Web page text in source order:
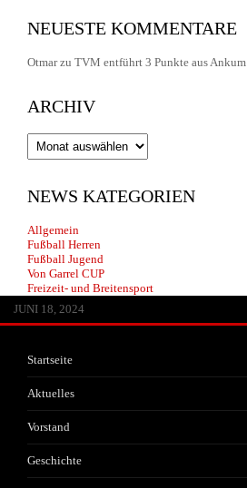
JUNI 13, 2026
MAI 30, 2026
APRIL 29, 2026
FEBRUAR 14, 2026
JANUAR 22, 2026
JULI 20, 2025
JULI 1, 2025
JUNI 17, 2025
JANUAR 25, 2025
JANUAR 25, 2025
JANUAR 25, 2025
OKTOBER 25, 2024
AUGUST 8, 2024
JULI 3, 2024
JUNI 18, 2024
NEUESTE KOMMENTARE
Otmarzu TVM entführt 3 Punkte aus Ankum
ARCHIV
Archiv
NEWS KATEGORIEN
Allgemein
Fußball Herren
Fußball Jugend
Von Garrel CUP
Freizeit- und Breitensport
Startseite
Aktuelles
Vorstand
Geschichte